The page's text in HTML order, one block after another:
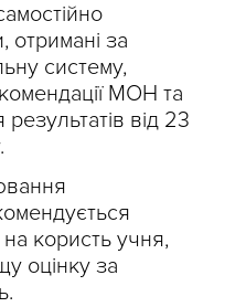
отримані за
систему,
МОН та
від 23
користь учня,
оцінку за